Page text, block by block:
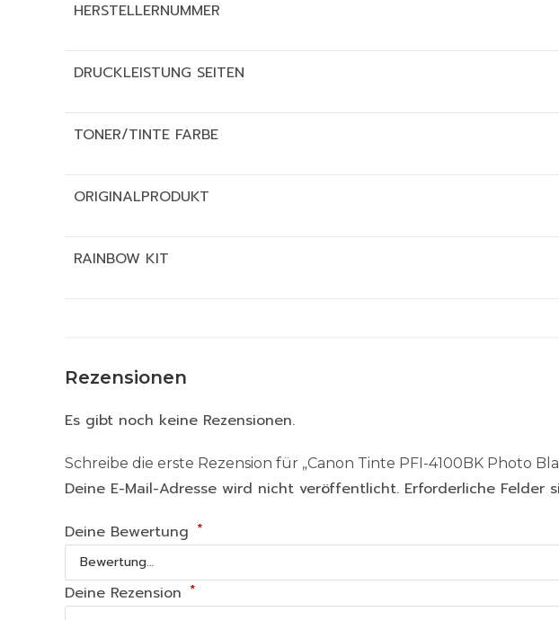
HERSTELLERNUMMER
DRUCKLEISTUNG SEITEN
TONER/TINTE FARBE
ORIGINALPRODUKT
RAINBOW KIT
Rezensionen
Es gibt noch keine Rezensionen.
Schreibe die erste Rezension für „Canon Tinte PFI-4100BK Photo
Deine E-Mail-Adresse wird nicht veröffentlicht. Erforderliche Felder
Deine Bewertung *
Deine Rezension *